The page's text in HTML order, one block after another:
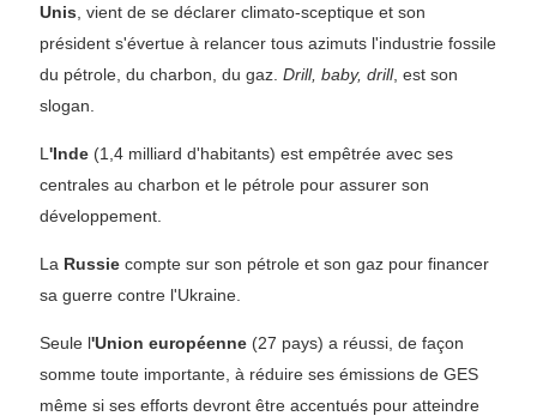
Unis , vient de se déclarer climato-sceptique et son
président s'évertue à relancer tous azimuts l'industrie fossile
du pétrole, du charbon, du gaz. Drill, baby, drill, est son
slogan.
L 'Inde (1,4 milliard d'habitants) est empêtrée avec ses
centrales au charbon et le pétrole pour assurer son
développement.
La Russie compte sur son pétrole et son gaz pour financer
sa guerre contre l'Ukraine.
Seule l'Union européenne (27 pays) a réussi, de façon
somme toute importante, à réduire ses émissions de GES
même si ses efforts devront être accentués pour atteindre